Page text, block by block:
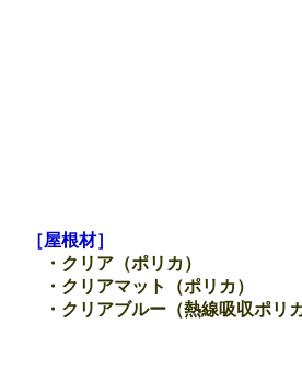
［屋根材］
・クリア（ポリカ）
・クリアマット（ポリカ）
・クリアブルー（熱線吸収ポリカ